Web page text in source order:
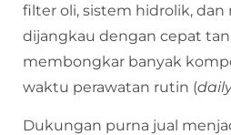
filter oli, sistem hidrolik, dan
dijangkau dengan cepat
membongkar banyak
waktu perawatan rutin (
Dukungan purna jual